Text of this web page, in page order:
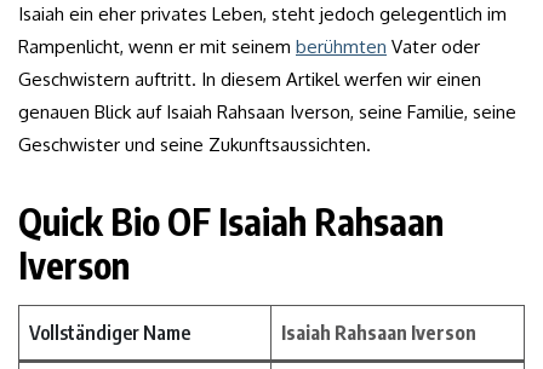
Isaiah ein eher privates Leben, steht jedoch gelegentlich im
Rampenlicht, wenn er mit seinem berühmten Vater oder
Geschwistern auftritt. In diesem Artikel werfen wir einen
genauen Blick auf Isaiah Rahsaan Iverson, seine Familie, seine
Geschwister und seine Zukunftsaussichten.
Quick Bio OF Isaiah Rahsaan
Iverson
Vollständiger Name Isaiah Rahsaan Iverson